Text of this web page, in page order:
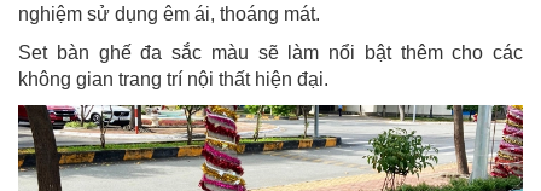
nghiệm sử dụng êm ái, thoáng mát.
Set bàn ghế đa sắc màu sẽ làm nổi bật thêm cho các
không gian trang trí nội thất hiện đại.